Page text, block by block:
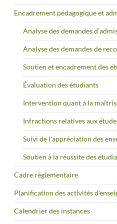
Encadrement pédagogique et
Analyse des demandes
Analyse des demandes de
Soutien et encadrement des
Évaluation des étudiants
Intervention quant à la
Infractions relatives aux
Suivi de l’appréciation des
Soutien à la réussite des
Cadre réglementaire
Planification des activités
Calendrier des instances